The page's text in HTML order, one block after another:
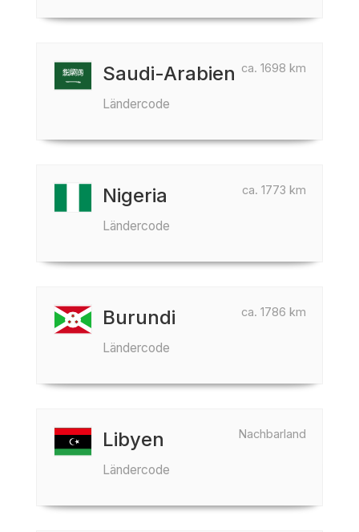
ca. 1698 km
Saudi-Arabien
Ländercode
ca. 1773 km
Nigeria
Ländercode
ca. 1786 km
Burundi
Ländercode
Nachbarland
Libyen
Ländercode